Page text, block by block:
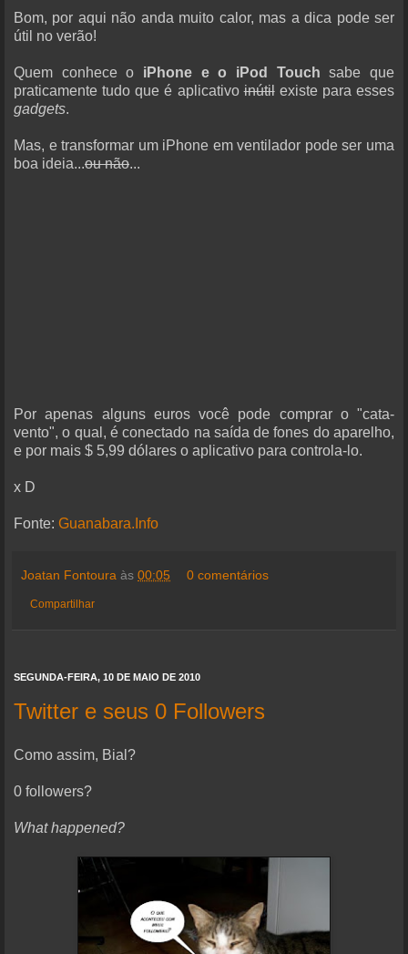
Bom, por aqui não anda muito calor, mas a dica pode ser
útil no verão!
Quem conhece o iPhone e o iPod Touchsabe que
praticamente tudo que é aplicativoinútilexiste para esses
gadgets.
Mas, e transformar um iPhone em ventilador pode ser uma
boa ideia...ou não...
Por apenas alguns euros você pode comprar o "cata-
vento", o qual, é conectado na saída de fones do aparelho,
e por mais $ 5,99 dólares o aplicativo para controla-lo.
x D
Fonte: Guanabara.Info
Joatan Fontoura às 00:05 0 comentários
Compartilhar
SEGUNDA-FEIRA, 10 DE MAIO DE 2010
Twitter e seus 0 Followers
Como assim, Bial?
0 followers?
What happened?